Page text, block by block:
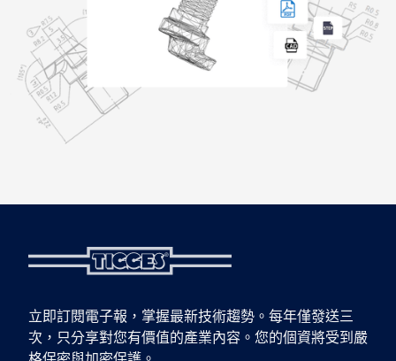
立即訂閱電子報，掌握最新技術趨勢。每年僅發送三
次，只分享對您有價值的產業內容。您的個資將受到嚴